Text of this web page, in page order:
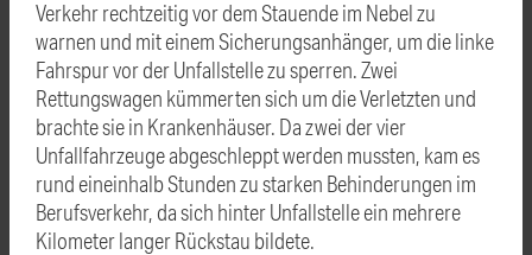
Verkehr rechtzeitig vor dem Stauende im Nebel zu
warnen und mit einem Sicherungsanhänger, um die linke
Fahrspur vor der Unfallstelle zu sperren. Zwei
Rettungswagen kümmerten sich um die Verletzten und
brachte sie in Krankenhäuser. Da zwei der vier
Unfallfahrzeuge abgeschleppt werden mussten, kam es
rund eineinhalb Stunden zu starken Behinderungen im
Berufsverkehr, da sich hinter Unfallstelle ein mehrere
Kilometer langer Rückstau bildete.